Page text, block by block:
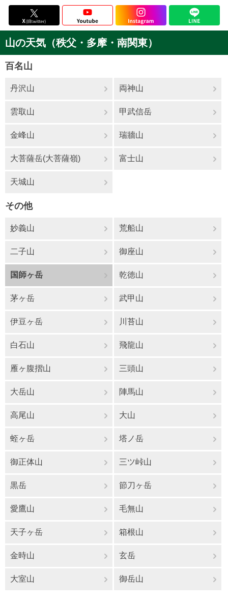
山の天気（秩父・多摩・南関東）
百名山
丹沢山 両神山
雲取山 甲武信岳
金峰山 瑞牆山
大菩薩岳(大菩薩嶺) 富士山
天城山
その他
妙義山 荒船山
二子山 御座山
国師ヶ岳 乾徳山
茅ヶ岳 武甲山
伊豆ヶ岳 川苔山
白石山 飛龍山
雁ヶ腹摺山 三頭山
大岳山 陣馬山
高尾山 大山
蛭ヶ岳 塔ノ岳
御正体山 三ツ峠山
黒岳 節刀ヶ岳
愛鷹山 毛無山
天子ヶ岳 箱根山
金時山 玄岳
大室山 御岳山